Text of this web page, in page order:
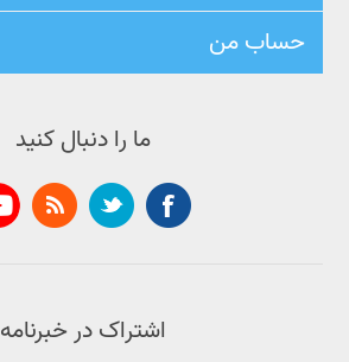
حساب من
ما را دنبال کنید
اشتراک در خبرنامه